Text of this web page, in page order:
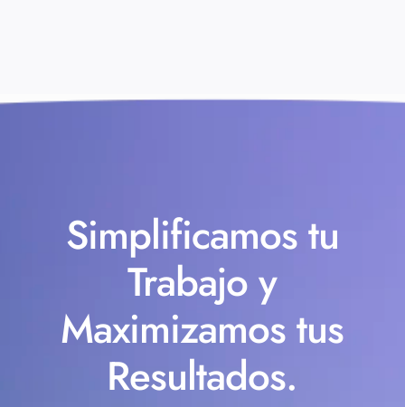
Simplificamos tu
Trabajo y
Maximizamos tus
Resultados.